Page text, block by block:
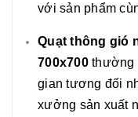
với sản phẩm
Quạt thông gió
700x700thường
gian tương đối
xưởng sản xuất